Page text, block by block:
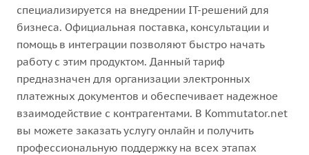
специализируется на внедрении IT-решений для
бизнеса. Официальная поставка, консультации и
помощь в интеграции позволяют быстро начать
работу с этим продуктом. Данный тариф
предназначен для организации электронных
платежных документов и обеспечивает надежное
взаимодействие с контрагентами. В Kommutator.net
вы можете заказать услугу онлайн и получить
профессиональную поддержку на всех этапах